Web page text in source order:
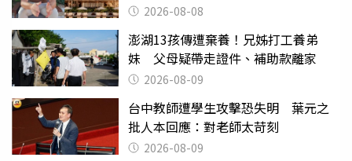
2026-08-08
澎湖13孩傳遭棄養！兄姊打工養弟
妹 父母疑帶走證件、補助款離家
2026-08-09
台中教師遭學生攻擊恐失明 葉元之
批人本回應：對老師太苛刻
2026-08-09